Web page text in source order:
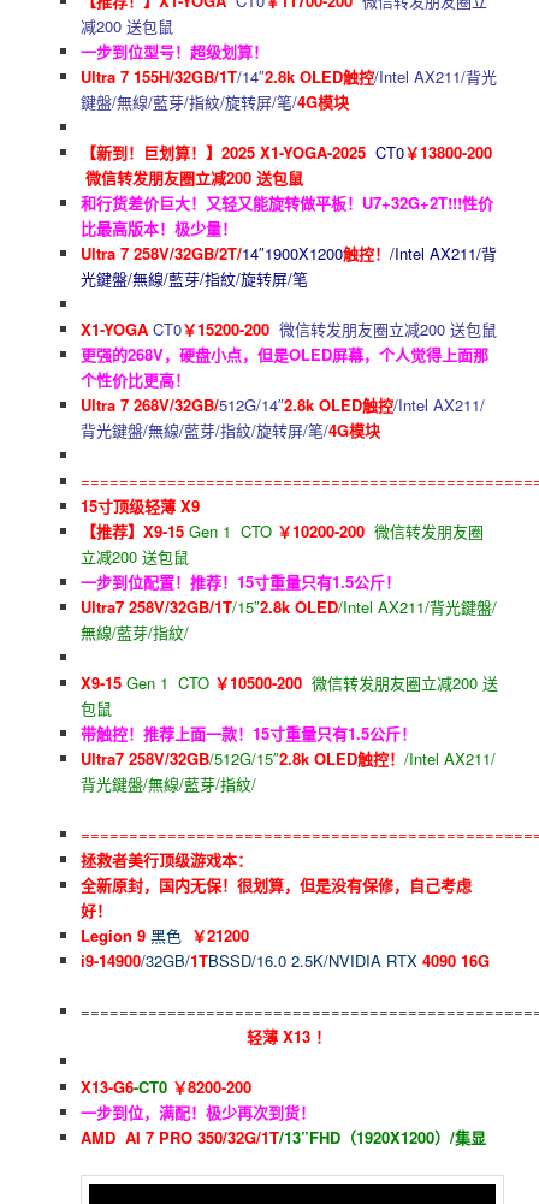
减200 送包鼠
一步到位型号！超级划算！
Ultra 7 155H/32GB/1T/14″2.8k OLED触控/Intel AX211/背光
鍵盤/無線/藍芽/指紋/旋转屏/笔/4G模块
【新到！巨划算！】2025 X1-YOGA-2025CT0￥13800-200
微信转发朋友圈立减200 送包鼠
和行货差价巨大！又轻又能旋转做平板！U7+32G+2T!!!性价
比最高版本！极少量！
Ultra 7 258V/32GB/2T/14″1900X1200触控！ /Intel AX211/背
光鍵盤/無線/藍芽/指紋/旋转屏/笔
X1-YOGACT0￥15200-200微信转发朋友圈立减200 送包鼠
更强的268V，硬盘小点，但是OLED屏幕，个人觉得上面那
个性价比更高！
Ultra 7 268V/32GB/512G/14″2.8k OLED触控/Intel AX211/
背光鍵盤/無線/藍芽/指紋/旋转屏/笔/4G模块
15寸顶级轻薄 X9
【推荐】X9-15Gen 1 CTO ￥10200-200 微信转发朋友圈
立减200 送包鼠
一步到位配置！推荐！15寸重量只有1.5公斤！
Ultra7 258V/32GB/1T/15″2.8k OLED/Intel AX211/背光鍵盤/
無線/藍芽/指紋/
X9-15Gen 1 CTO ￥10500-200微信转发朋友圈立减200 送
包鼠
带触控！推荐上面一款！15寸重量只有1.5公斤！
Ultra7 258V/32GB/512G/15″2.8k OLED触控！ /Intel AX211/
背光鍵盤/無線/藍芽/指紋/
拯救者美行顶级游戏本：
全新原封，国内无保！很划算，但是没有保修，自己考虑
好！
Legion 9黑色 ￥21200
i9-14900/32GB/1TBSSD/16.0 2.5K/NVIDIA RTX 4090 16G
轻薄 X13 ！
X13-G6-CT0 ￥8200-200
一步到位，满配！极少再次到货！
AMD AI 7 PRO 350/32G/1T/13”FHD（1920X1200）/集显